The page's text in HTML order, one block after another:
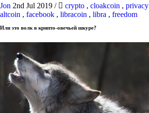
Jon 2nd Jul 2019 / crypto , cloakcoin , privacy
altcoin , facebook , libracoin , libra , freedom
Или это волк в крипто-овечьей шкуре?